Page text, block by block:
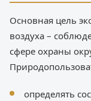
Основная цель
воздуха –
сфере охраны
определять